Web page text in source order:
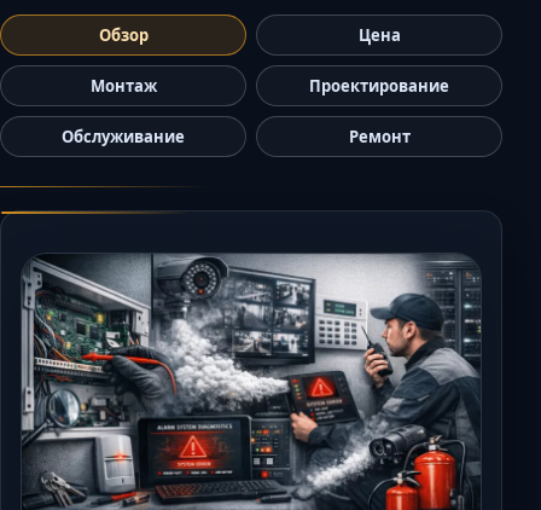
Кисловодск
Краснодар
Махачкала
Назрань
Нальчик
Новороссийск
Пятигорск
Ростов-на-Дону
Севастополь
Симферополь
Обзор Цена
Монтаж Проектирование
Обслуживание Ремонт